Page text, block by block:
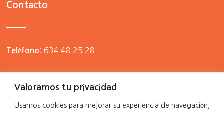
Valoramos tu privacidad
Usamos cookies para mejorar su experiencia de navegación,
Contacto
Teléfono :634 48 25 28